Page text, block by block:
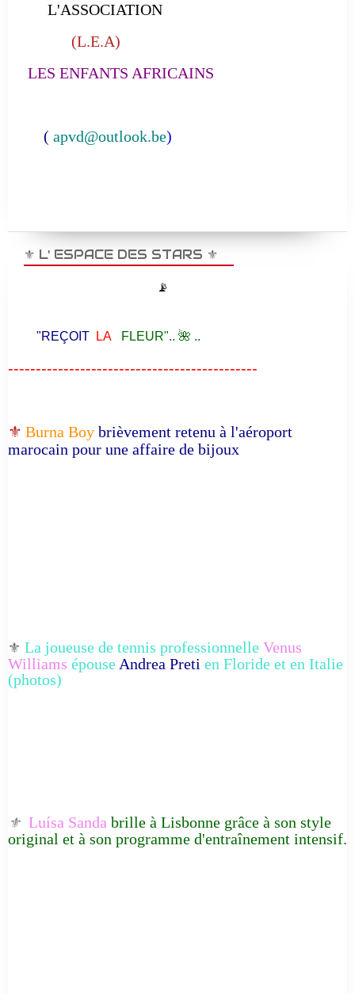
L'ASSOCIATION
(L.E.A)
LES ENFANTS AFRICAINS
( apvd@outlook.be)
⚜️ L' ESPACE DES STARS ⚜️
📡
"REÇOIT LA FLEUR".. 🌺 ..
---------------------------------------------
⚜️ Burna Boy brièvement retenu à l'aéroport
marocain pour une affaire de bijoux
⚜️ La joueuse de tennis professionnelle Venus
Williams épouse Andrea Preti en Floride et en Italie
(photos)
⚜️ Luísa Sanda brille à Lisbonne grâce à son style
original et à son programme d'entraînement intensif.